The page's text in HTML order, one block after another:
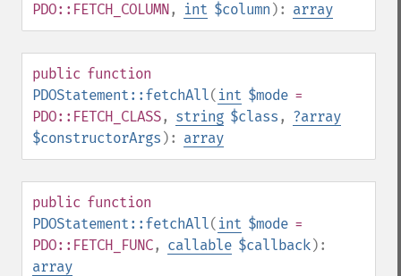
PDO::FETCH_COLUMN, int $column ): array
public function
PDOStatement::fetchAll( int $mode =
PDO::FETCH_CLASS, string $class , ?array
$constructorArgs ): array
public function
PDOStatement::fetchAll( int $mode =
PDO::FETCH_FUNC, callable $callback):
array